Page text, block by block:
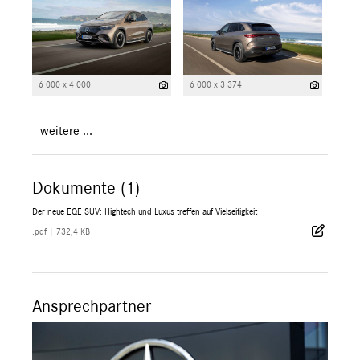
6 000 x 4 000 6 000 x 3 374
weitere ...
Dokumente (1)
Der neue EQE SUV: Hightech und Luxus treffen auf Vielseitigkeit
.pdf 732,4 KB
Ansprechpartner